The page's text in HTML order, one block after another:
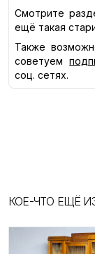
Смотрите
ещё такая
Также
советуем
соц. сетях.
КОЕ-ЧТО ЕЩЁ